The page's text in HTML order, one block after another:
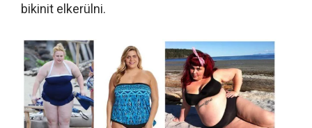
bikinit elkerülni.